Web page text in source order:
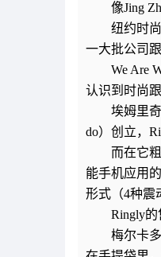
像Jing
纽约时
一大批公司
We Are
认识到时尚
埃姆里
do）创立，
而在它
能手机应用
形式（4种震
Ringly的
梅尔卡